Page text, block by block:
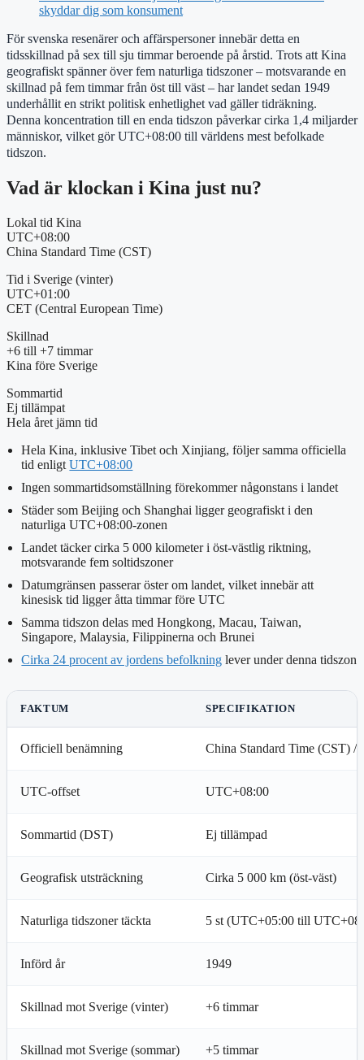
skyddar dig som konsument
För svenska resenärer och affärspersoner innebär detta en
tidsskillnad på sex till sju timmar beroende på årstid. Trots att Kina
geografiskt spänner över fem naturliga tidszoner – motsvarande en
skillnad på fem timmar från öst till väst – har landet sedan 1949
underhållit en strikt politisk enhetlighet vad gäller tidräkning.
Denna koncentration till en enda tidszon påverkar cirka 1,4 miljarder
människor, vilket gör UTC+08:00 till världens mest befolkade
tidszon.
Vad är klockan i Kina just nu?
Lokal tid Kina
UTC+08:00
China Standard Time (CST)
Tid i Sverige (vinter)
UTC+01:00
CET (Central European Time)
Skillnad
+6 till +7 timmar
Kina före Sverige
Sommartid
Ej tillämpat
Hela året jämn tid
Hela Kina, inklusive Tibet och Xinjiang, följer samma officiella
tid enligtUTC+08:00
Ingen sommartidsomställning förekommer någonstans i landet
Städer som Beijing och Shanghai ligger geografiskt i den
naturliga UTC+08:00-zonen
Landet täcker cirka 5 000 kilometer i öst-västlig riktning,
motsvarande fem soltidszoner
Datumgränsen passerar öster om landet, vilket innebär att
kinesisk tid ligger åtta timmar före UTC
Samma tidszon delas med Hongkong, Macau, Taiwan,
Singapore, Malaysia, Filippinerna och Brunei
Cirka 24 procent av jordens befolkning lever under denna tidszon
FAKTUM SPECIFIKATION
Officiell benämning China Standard Time (CST) /
UTC-offset UTC+08:00
Sommartid (DST) Ej tillämpad
Geografisk utsträckning Cirka 5 000 km (öst-väst)
Naturliga tidszoner täckta 5 st (UTC+05:00 till
Införd år 1949
Skillnad mot Sverige (vinter) +6 timmar
Skillnad mot Sverige (sommar) +5 timmar